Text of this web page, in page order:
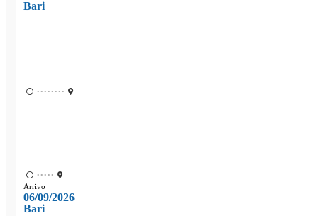
Bari
••••••••
•••••
Arrivo
06/09/2026
Bari